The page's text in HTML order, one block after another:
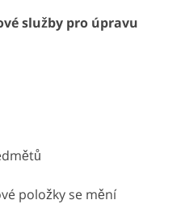
služby pro úpravu
položky se mění